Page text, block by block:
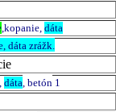
,kopanie, dáta
dáta zrážk.
dáta , betón 1